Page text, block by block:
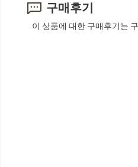
구매후기
이 상품에 대한 구매후기는